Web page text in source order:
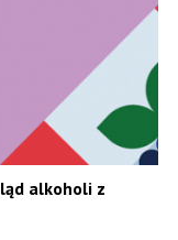
alkoholi z